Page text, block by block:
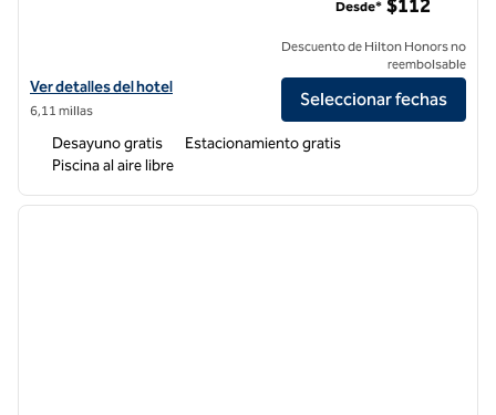
Ver detalles del hotel Hampton Inn Los Angeles-Orange County-
Ver detalles del hotel
6,11 millas
Desde* $112
Descuento de Hilton Honors no
reembolsable
Seleccionar fechas
Desayuno gratis
Estacionamiento gratis
Piscina al aire libre
1 de 12